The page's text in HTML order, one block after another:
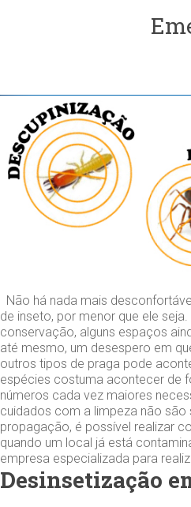
Não há nada mais
de inseto, por menor que ele
conservação, alguns espaços
até mesmo, um desespero em
outros tipos de praga pode
espécies costuma acontecer de
números cada vez maiores
cuidados com a limpeza não são
propagação, é possível realizar
quando um local já está
empresa especializada para
Desinsetização